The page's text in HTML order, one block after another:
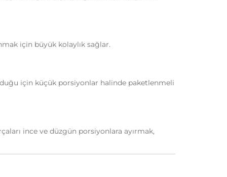
için büyük kolaylık sağlar.
için küçük porsiyonlar halinde paketlenmeli
ince ve düzgün porsiyonlara ayırmak,